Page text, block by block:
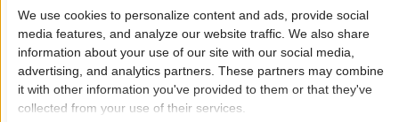
Openingstijden
Maandag:
13:00 - 17:30
Dinsdag:
09:30 - 17:30
Woensdag:
We use cookies to personalize content and ads, provide social
media features, and analyze our website traffic. We also share
information about your use of our site with our social media,
advertising, and analytics partners. These partners may combine
it with other information you've provided to them or that they've
collected from your use of their services.